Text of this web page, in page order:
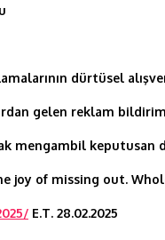
dürtüsel
gelen reklam
mengambil
joy of missing out.
E.T. 28.02.2025